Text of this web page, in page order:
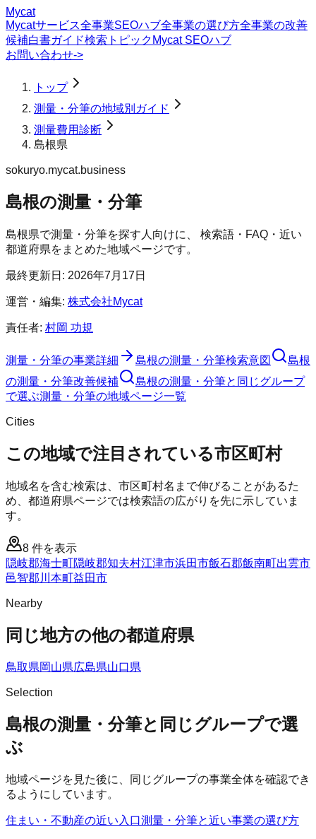
Mycat
Mycatサービス全事業SEOハブ全事業の選び方全事業の改善
候補白書ガイド検索トピック Mycat SEOハブ
お問い合わせ->
トップ
測量・分筆の地域別ガイド
測量費用診断
島根県
sokuryo.mycat.business
島根の測量・分筆
島根県で測量・分筆を探す人向けに、 検索語・FAQ・近い
都道府県をまとめた地域ページです。
最終更新日: 2026年7月17日
運営・編集: 株式会社Mycat
責任者: 村岡 功規
測量・分筆の事業詳細 島根の測量・分筆検索意図
島根
の測量・分筆改善候補
島根の測量・分筆と同じグループ
で選ぶ測量・分筆の地域ページ一覧
Cities
この地域で注目されている市区町村
地域名を含む検索は、市区町村名まで伸びることがあるた
め、都道府県ページでは検索語の広がりを先に示していま
す。
8 件を表示
隠岐郡海士町隠岐郡知夫村江津市浜田市飯石郡飯南町出雲市
邑智郡川本町益田市
Nearby
同じ地方の他の都道府県
鳥取県岡山県広島県山口県
Selection
島根の測量・分筆と同じグループで選
ぶ
地域ページを見た後に、同じグループの事業全体を確認でき
るようにしています。
住まい・不動産の近い入口測量・分筆と近い事業の選び方